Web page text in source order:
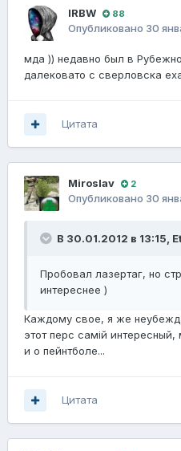
lRBW 88
Опубликовано 30
мда )) недавно был в
далековато с сверловска
Цитата
Miroslav 2
Опубликовано 30
В 30.01.2012 в 13:15,
Пробовал лазертаг, но
интереснее )
Каждому свое, я же
этот перс самій
и о пейнтболе...
Цитата